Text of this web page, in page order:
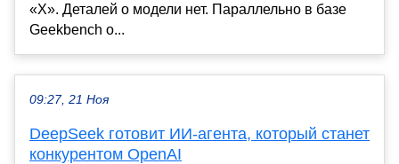
«X». Деталей о модели нет. Параллельно в базе
Geekbench о...
09:27, 21 Ноя
DeepSeek готовит ИИ-агента, который станет
конкурентом OpenAI